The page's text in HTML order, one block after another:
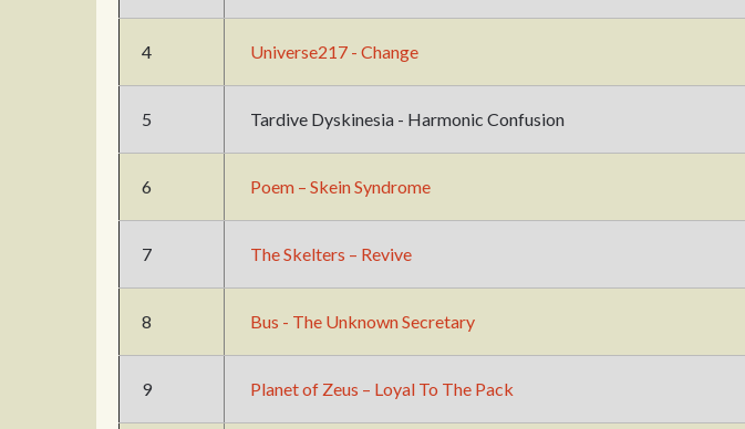
4 Universe217 - Change
5 Tardive Dyskinesia - Harmonic Confusion
6 Poem – Skein Syndrome
7 The Skelters – Revive
8 Bus - The Unknown Secretary
9 Planet of Zeus – Loyal To The Pack